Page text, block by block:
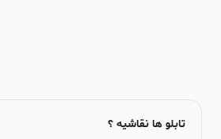
تابلو ها نقاشیه ؟